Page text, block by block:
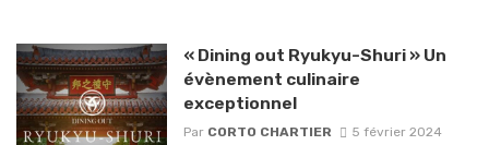
« Dining out Ryukyu-Shuri » Un
évènement culinaire
exceptionnel
Par CORTO CHARTIER 5 février 2024